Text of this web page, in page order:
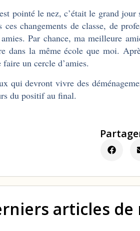
pointé le nez, c’était le grand
ces changements de classe, de
Par chance, ma meilleure
dans la même école que moi.
faire un cercle d’amies.
qui devront vivre des
du positif au final.
articles de